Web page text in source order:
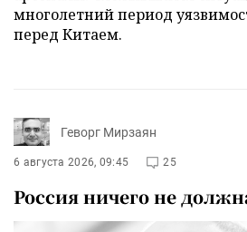
многолетний период
перед Китаем.
Геворг Мирзаян
6 августа 2026, 09:45 25
Россия ничего не